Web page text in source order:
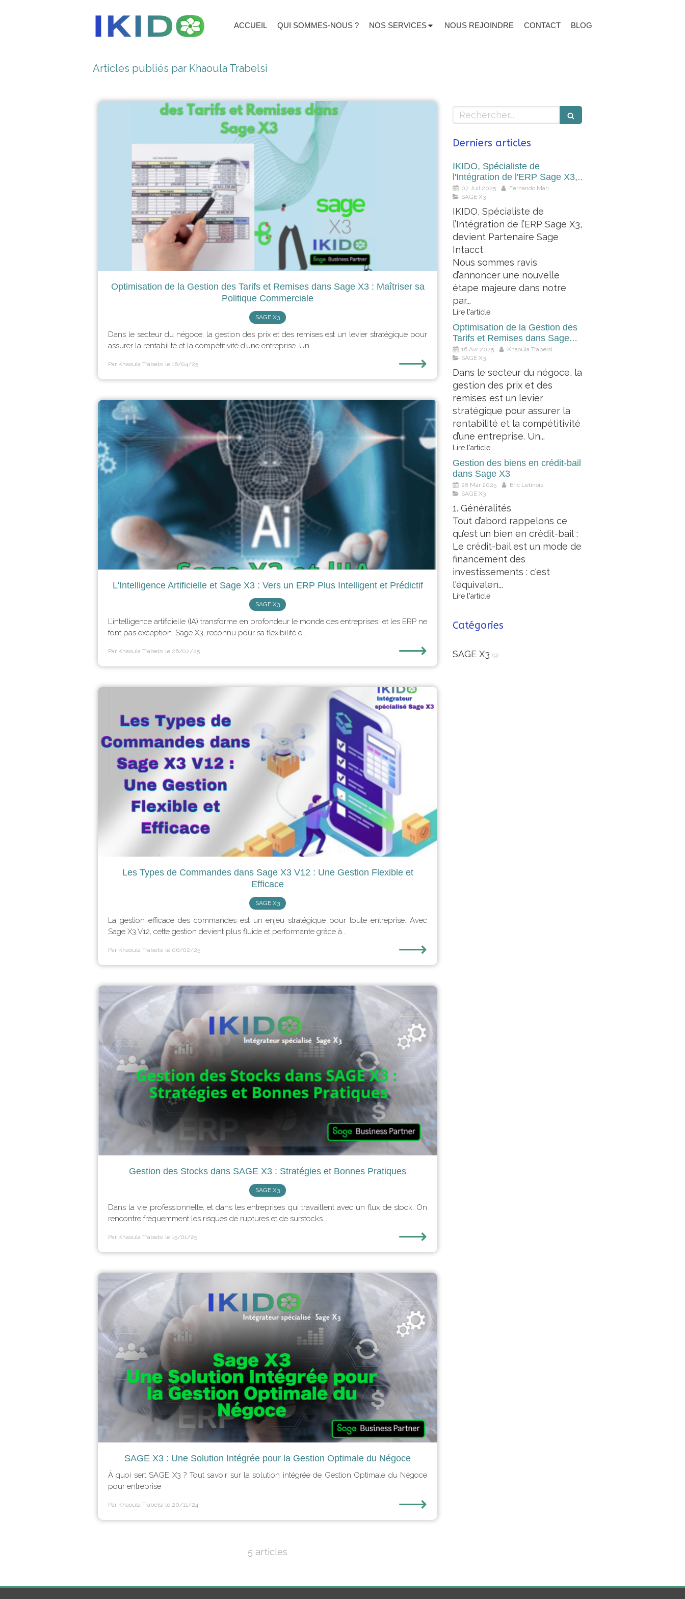
ACCUEIL QUI SOMMES-NOUS ? NOS SERVICES NOUS REJOINDRE CONTACT BLOG
Articles publiés par Khaoula Trabelsi
Optimisation de la Gestion des Tarifs et Remises dans Sage X3 : Maîtriser sa
Politique Commerciale
SAGE X3
Dans le secteur du négoce, la gestion des prix et des remises est un levier stratégique pour
assurer la rentabilité et la compétitivité d’une entreprise. Un...
Par Khaoula Trabelsi le 16/04/25 ⟶
L'Intelligence Artificielle et Sage X3 : Vers un ERP Plus Intelligent et Prédictif
SAGE X3
L’intelligence artificielle (IA) transforme en profondeur le monde des entreprises, et les ERP ne
font pas exception. Sage X3, reconnu pour sa flexibilité e...
Par Khaoula Trabelsi le 26/02/25 ⟶
Les Types de Commandes dans Sage X3 V12 : Une Gestion Flexible et
Efficace
SAGE X3
La gestion efficace des commandes est un enjeu stratégique pour toute entreprise. Avec
Sage X3 V12, cette gestion devient plus fluide et performante grâce à...
Par Khaoula Trabelsi le 06/02/25 ⟶
Gestion des Stocks dans SAGE X3 : Stratégies et Bonnes Pratiques
SAGE X3
Dans la vie professionnelle, et dans les entreprises qui travaillent avec un flux de stock. On
rencontre fréquemment les risques de ruptures et de surstocks...
Par Khaoula Trabelsi le 15/01/25 ⟶
SAGE X3 : Une Solution Intégrée pour la Gestion Optimale du Négoce
À quoi sert SAGE X3 ? Tout savoir sur la solution intégrée de Gestion Optimale du Négoce
pour entreprise
Par Khaoula Trabelsi le 20/11/24 ⟶
5 articles
Rechercher
Derniers articles
IKIDO, Spécialiste de
l'Intégration de l'ERP Sage X3,
devient Partenaire Sage Intacct
07 Juil 2025
Fernando Mari
SAGE X3
IKIDO, Spécialiste de
l’Intégration de l’ERP Sage X3,
devient Partenaire Sage
Intacct
Nous sommes ravis
d’annoncer une nouvelle
étape majeure dans notre
par...
Lire l'article
Optimisation de la Gestion des
Tarifs et Remises dans Sage
X3 : Maîtriser sa Politique
Commerciale
16 Avr 2025
Khaoula Trabelsi
SAGE X3
Dans le secteur du négoce, la
gestion des prix et des
remises est un levier
stratégique pour assurer la
rentabilité et la compétitivité
d’une entreprise. Un...
Lire l'article
Gestion des biens en crédit-bail
dans Sage X3
28 Mar 2025
Eric Letinois
SAGE X3
1. Généralités
Tout d’abord rappelons ce
qu’est un bien en crédit-bail :
Le crédit-bail est un mode de
financement des
investissements : c'est
l'équivalen...
Lire l'article
Catégories
SAGE X3 (9)